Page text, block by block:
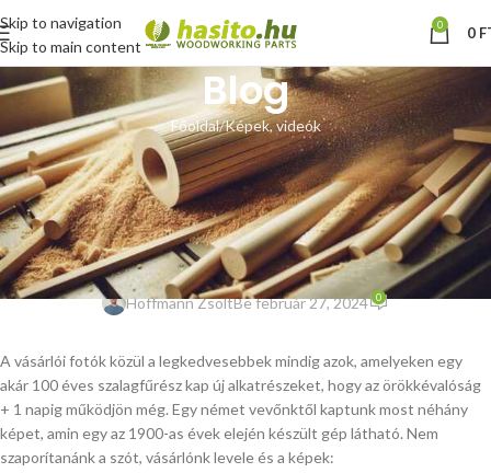
Skip to navigation
Skip to main content
0 0
Blog
Főoldal Képek, videók
KÉPEK, VIDEÓK
Szalagfűrész lapvezető csere
egy muzeális Fiedler und Faber
gépen – vásárlói fotók
Hoffmann ZsoltBe február 27, 2024 0
A vásárlói fotók közül a legkedvesebbek mindig azok, amelyeken egy
akár 100 éves szalagfűrész kap új alkatrészeket, hogy az örökkévalóság
+ 1 napig működjön még. Egy német vevőnktől kaptunk most néhány
képet, amin egy az 1900-as évek elején készült gép látható. Nem
szaporítanánk a szót, vásárlónk levele és a képek: